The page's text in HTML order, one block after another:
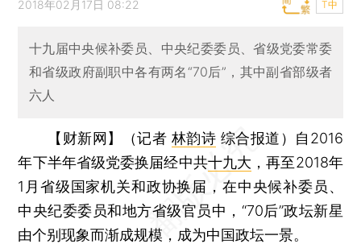
2018年02月17日 08:22 T中
十九届中央候补委员、中央纪委委员、省级党委常委
和省级政府副职中各有两名“70后”，其中副省部级者
六人
【财新网】（记者 林韵诗 综合报道） 自2016
年下半年省级党委换届经中共十九大 ，再至2018年
1月省级国家机关和政协换届，在中央候补委员、
中央纪委委员和地方省级官员中，“70后”政坛新星
由个别现象而渐成规模，成为中国政坛一景。